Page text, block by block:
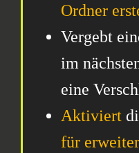
Ordner
Vergebt
im
eine
Aktiviert
für